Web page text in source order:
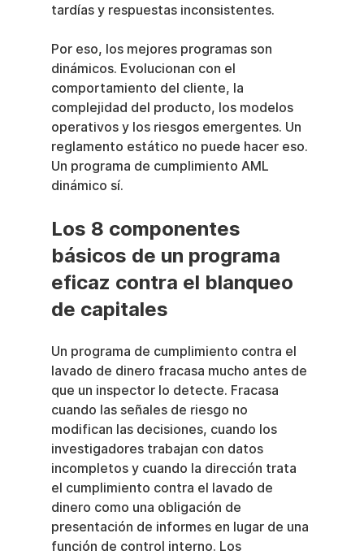
tardías y respuestas inconsistentes.
Por eso, los mejores programas son
dinámicos. Evolucionan con el
comportamiento del cliente, la
complejidad del producto, los modelos
operativos y los riesgos emergentes. Un
reglamento estático no puede hacer eso.
Un programa de cumplimiento AML
dinámico sí.
Los 8 componentes
básicos de un programa
eficaz contra el blanqueo
de capitales
Un programa de cumplimiento contra el
lavado de dinero fracasa mucho antes de
que un inspector lo detecte. Fracasa
cuando las señales de riesgo no
modifican las decisiones, cuando los
investigadores trabajan con datos
incompletos y cuando la dirección trata
el cumplimiento contra el lavado de
dinero como una obligación de
presentación de informes en lugar de una
función de control interno. Los